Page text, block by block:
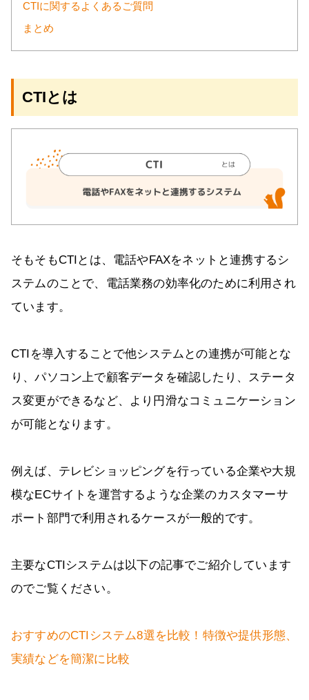
CTIに関するよくあるご質問
まとめ
CTIとは
そもそもCTIとは、電話やFAXをネットと連携するシ
ステムのことで、電話業務の効率化のために利用され
ています。
CTIを導入することで他システムとの連携が可能とな
り、パソコン上で顧客データを確認したり、ステータ
ス変更ができるなど、より円滑なコミュニケーション
が可能となります。
例えば、テレビショッピングを行っている企業や大規
模なECサイトを運営するような企業のカスタマーサ
ポート部門で利用されるケースが一般的です。
主要なCTIシステムは以下の記事でご紹介しています
のでご覧ください。
おすすめのCTIシステム8選を比較！特徴や提供形態、
実績などを簡潔に比較